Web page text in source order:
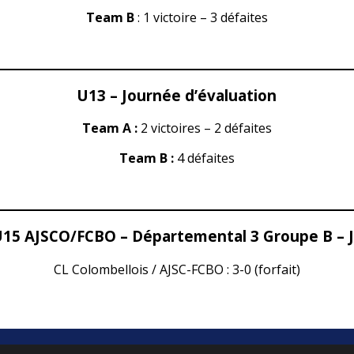
Team B: 1 victoire – 3 défaites
U13 – Journée d’évaluation
Team A : 2 victoires – 2 défaites
Team B : 4 défaites
AJSCO/FCBO – Départemental 3 Groupe B –
CL Colombellois / AJSC-FCBO : 3-0 (forfait)